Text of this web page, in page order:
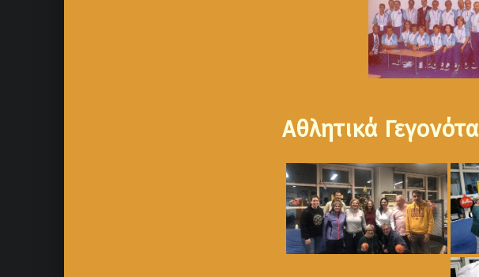
Αθλητικά Γεγονότα